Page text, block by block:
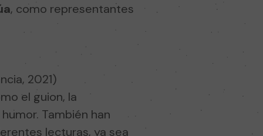
, como representantes
2021)
el guion, la
También han
lecturas, ya sea